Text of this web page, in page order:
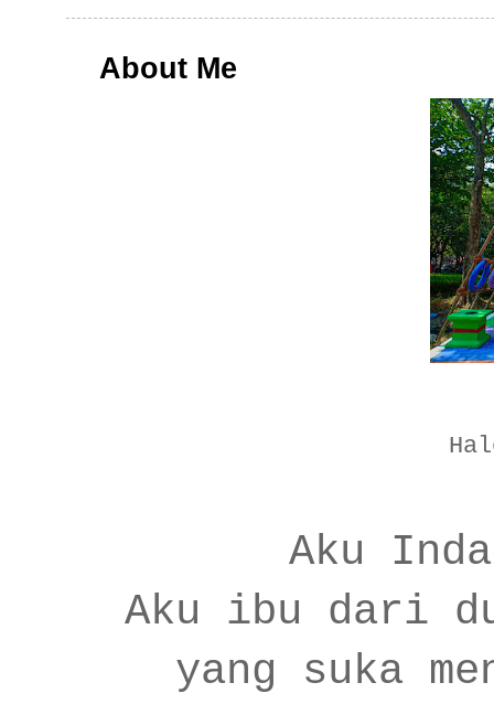
About Me
Aku
Aku ibu dari
yang suka